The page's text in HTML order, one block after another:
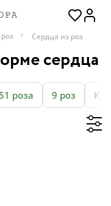
Сердца из роз
сердца
51 роза 9 роз